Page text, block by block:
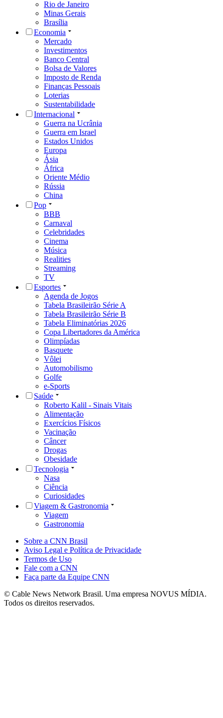
Rio de Janeiro
Minas Gerais
Brasília
Economia
Mercado
Investimentos
Banco Central
Bolsa de Valores
Imposto de Renda
Finanças Pessoais
Loterias
Sustentabilidade
Internacional
Guerra na Ucrânia
Guerra em Israel
Estados Unidos
Europa
Ásia
África
Oriente Médio
Rússia
China
Pop
BBB
Carnaval
Celebridades
Cinema
Música
Realities
Streaming
TV
Esportes
Agenda de Jogos
Tabela Brasileirão Série A
Tabela Brasileirão Série B
Tabela Eliminatórias 2026
Copa Libertadores da América
Olimpíadas
Basquete
Vôlei
Automobilismo
Golfe
e-Sports
Saúde
Roberto Kalil - Sinais Vitais
Alimentação
Exercícios Físicos
Vacinação
Câncer
Drogas
Obesidade
Tecnologia
Nasa
Ciência
Curiosidades
Viagem & Gastronomia
Viagem
Gastronomia
Sobre a CNN Brasil
Aviso Legal e Política de Privacidade
Termos de Uso
Fale com a CNN
Faça parte da Equipe CNN
© Cable News Network Brasil. Uma empresa NOVUS MÍDIA.
Todos os direitos reservados.